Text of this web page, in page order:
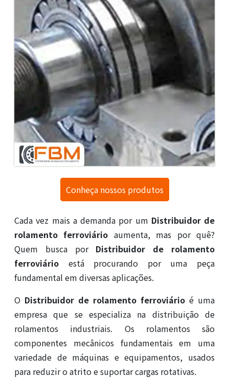
Cada vez mais a demanda por um Distribuidor de
rolamento ferroviário aumenta, mas por quê?
Quem busca por Distribuidor de rolamento
ferroviário está procurando por uma peça
fundamental em diversas aplicações.
O Distribuidor de rolamento ferroviário é uma
empresa que se especializa na distribuição de
rolamentos industriais. Os rolamentos são
componentes mecânicos fundamentais em uma
variedade de máquinas e equipamentos, usados
para reduzir o atrito e suportar cargas rotativas.
Conheça nossos produtos